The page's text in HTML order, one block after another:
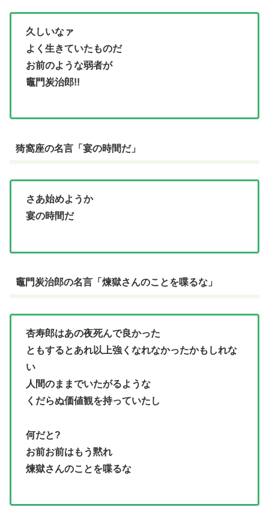
久しいなァ
よく生きていたものだ
お前のような弱者が
竈門炭治郎!!
猗窩座の名言「宴の時間だ」
さあ始めようか
宴の時間だ
竈門炭治郎の名言「煉獄さんのことを喋るな」
杏寿郎はあの夜死んで良かった
ともするとあれ以上強くなれなかったかもしれな
い
人間のままでいたがるような
くだらぬ価値観を持っていたし
何だと?
お前お前はもう黙れ
煉獄さんのことを喋るな